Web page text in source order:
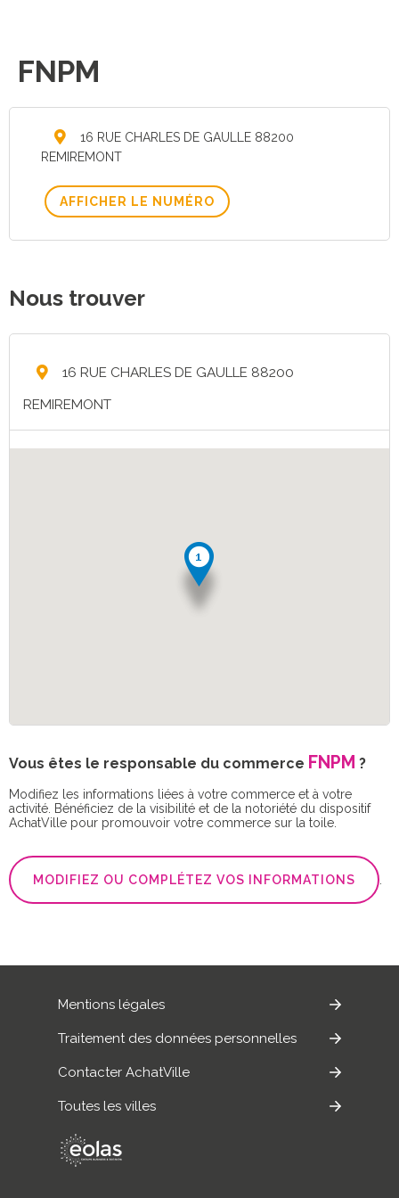
FNPM
16 RUE CHARLES DE GAULLE 88200
REMIREMONT
AFFICHER LE NUMÉRO
Nous trouver
16 RUE CHARLES DE GAULLE 88200
REMIREMONT
Vous êtes le responsable du commerce FNPM ?
Modifiez les informations liées à votre commerce et à votre
activité. Bénéficiez de la visibilité et de la notoriété du dispositif
AchatVille pour promouvoir votre commerce sur la toile.
MODIFIEZ OU COMPLÉTEZ VOS INFORMATIONS
Mentions légales
Traitement des données personnelles
Contacter AchatVille
Toutes les villes